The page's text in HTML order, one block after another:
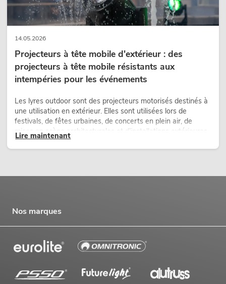
14.05.2026
Projecteurs à tête mobile d'extérieur : des
projecteurs à tête mobile résistants aux
intempéries pour les événements
Les lyres outdoor sont des projecteurs motorisés destinés à
une utilisation en extérieur. Elles sont utilisées lors de
festivals, de fêtes urbaines, de concerts en plein air, de
mises en scène architecturales et d’installations extérieures
temporaires.
Lire maintenant
Nos marques